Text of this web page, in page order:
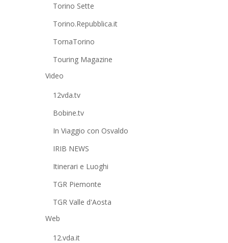
Torino Sette
Torino.Repubblica.it
TornaTorino
Touring Magazine
Video
12vda.tv
Bobine.tv
In Viaggio con Osvaldo
IRIB NEWS
Itinerari e Luoghi
TGR Piemonte
TGR Valle d'Aosta
Web
12.vda.it